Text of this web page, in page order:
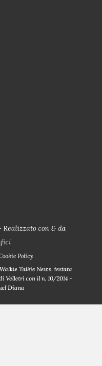
Realizzato con & da
Policy
Talkie News, testata
Velletri con il n. 10/2014 -
Diana